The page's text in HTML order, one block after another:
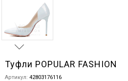
Туфли POPULAR FASHION
Артикул: 42803176116